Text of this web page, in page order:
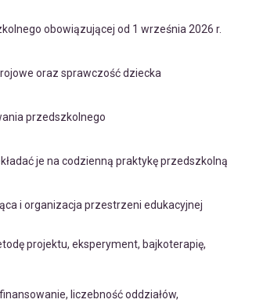
obowiązującej od 1 września 2026 r.
oraz sprawczość dziecka
przedszkolnego
je na codzienną praktykę przedszkolną
i organizacja przestrzeni edukacyjnej
projektu, eksperyment, bajkoterapię,
liczebność oddziałów,